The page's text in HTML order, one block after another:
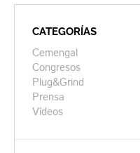
CATEGORÍAS
Cemengal
Congresos
Plug&Grind
Prensa
Vídeos